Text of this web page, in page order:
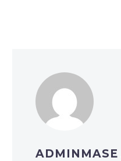
ADMINMASE